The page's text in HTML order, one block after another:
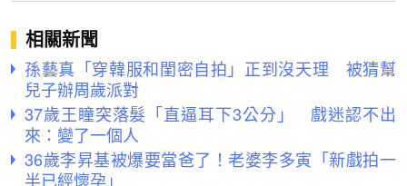
相關新聞
孫藝真「穿韓服和閨密自拍」正到沒天理 被猜幫
兒子辦周歲派對
37歲王瞳突落髮「直逼耳下3公分」 戲迷認不出
來：變了一個人
36歲李昇基被爆要當爸了！老婆李多寅「新戲拍一
半已經懷孕」